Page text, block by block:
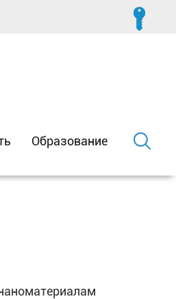
Образование